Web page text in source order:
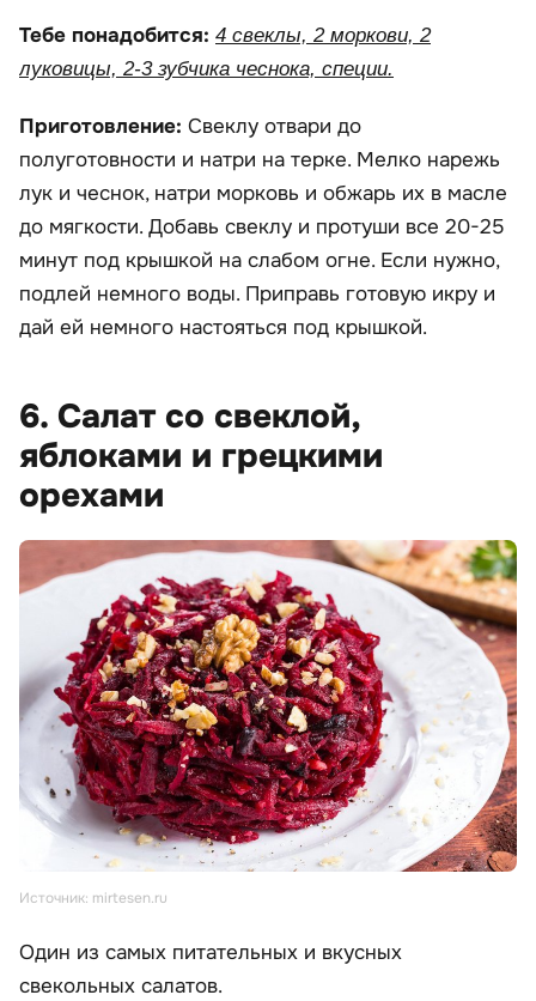
Тебе понадобится: 4 свеклы, 2 моркови, 2
луковицы, 2-3 зубчика чеснока, специи.
Приготовление: Свеклу отвари до
полуготовности и натри на терке. Мелко нарежь
лук и чеснок, натри морковь и обжарь их в масле
до мягкости. Добавь свеклу и протуши все 20-25
минут под крышкой на слабом огне. Если нужно,
подлей немного воды. Приправь готовую икру и
дай ей немного настояться под крышкой.
6. Салат со свеклой,
яблоками и грецкими
орехами
Источник: mirtesen.ru
Один из самых питательных и вкусных
свекольных салатов.